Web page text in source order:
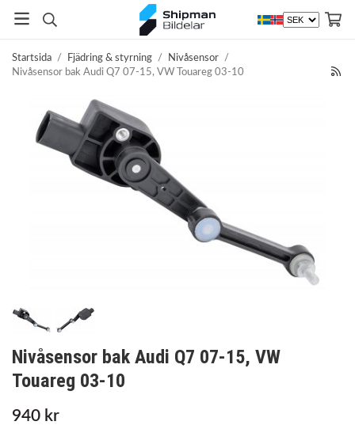
Startsida / Fjädring & styrning / Nivåsensor /
Nivåsensor bak Audi Q7 07-15, VW Touareg 03-10
Nivåsensor bak Audi Q7 07-15, VW
Touareg 03-10
940 kr